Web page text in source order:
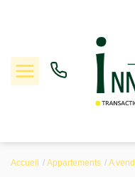
Accueil Appartements A